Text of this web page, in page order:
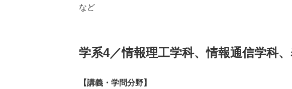
など
学系4／情報理工学科、情報通信学科
【講義・学問分野】